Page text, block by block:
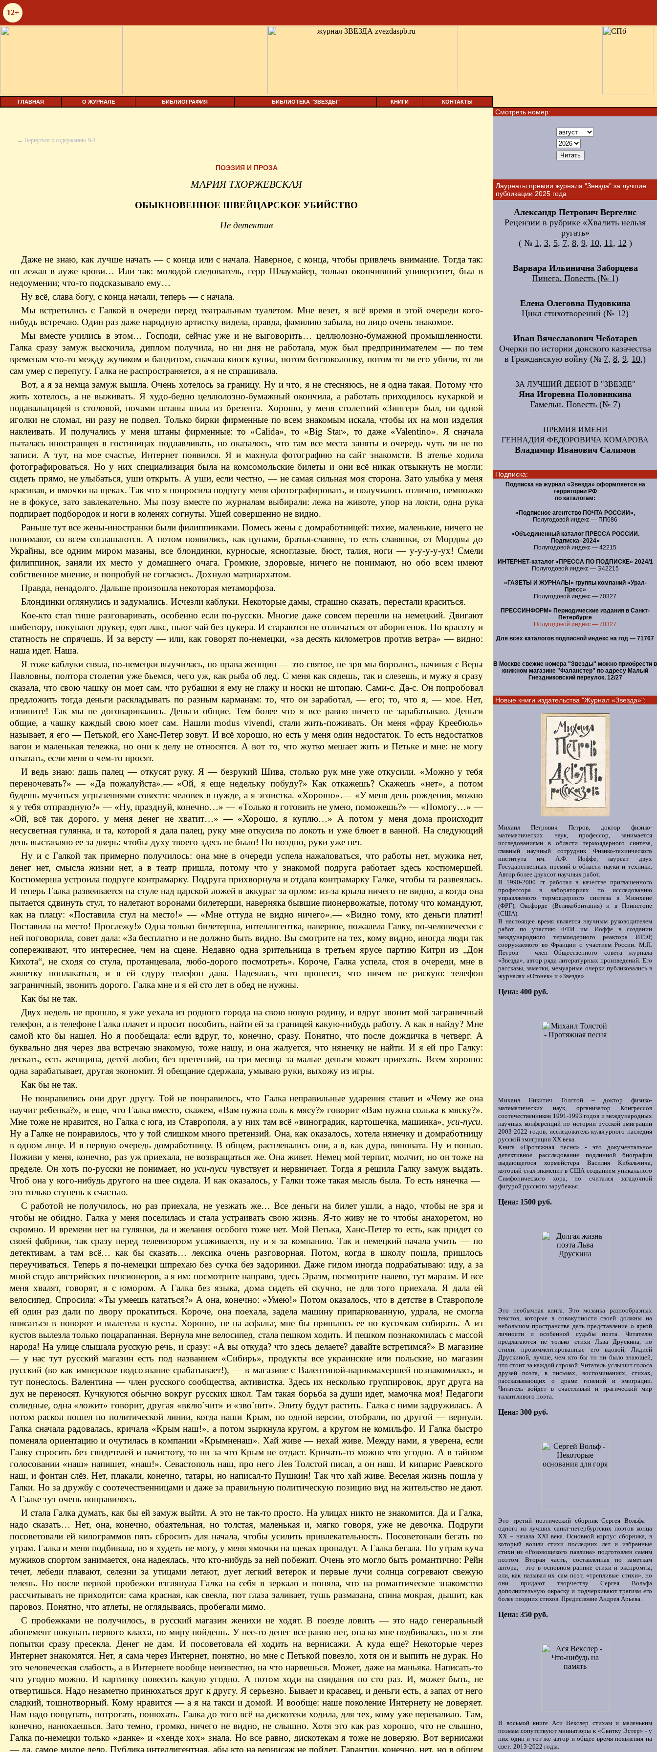
12+
ГЛАВНАЯ О ЖУРНАЛЕ БИБЛИОГРАФИЯ БИБЛИОТЕКА "ЗВЕЗДЫ" КНИГИ КОНТАКТЫ
← Вернуться к содержанию №1
ПОЭЗИЯ И ПРОЗА
МАРИЯ ТХОРЖЕВСКАЯ
ОБЫКНОВЕННОЕ ШВЕЙЦАРСКОЕ УБИЙСТВО
Не детектив
Даже не знаю, как лучше начать — ​с конца или с начала. Наверное, с конца, чтобы привлечь внимание. Тогда так:
он лежал в луже крови… Или так: молодой следователь, герр Шлаумайер, только окончивший университет, был в
недоумении; что-то подсказывало ему…
Ну всё, слава богу, с конца начали, теперь — ​с начала.
Мы встретились с Галкой в очереди перед театральным туалетом. Мне везет, я всё время в этой очереди кого-
нибудь встречаю. Один раз даже народную артистку видела, правда, фамилию забыла, но лицо очень знакомое.
Мы вместе учились в этом… Господи, сейчас уже и не выговорить… целлюлозно-бумажной промышленности.
Галка сразу замуж выскочила, диплом получила, но ни дня не работала, муж был предпринимателем — ​по тем
временам что-то между жуликом и бандитом, сначала киоск купил, потом бензоколонку, потом то ли его убили, то ли
сам умер с перепугу. Галка не распространяется, а я не спрашивала.
Вот, а я за немца замуж вышла. Очень хотелось за границу. Ну и что, я не стесняюсь, не я одна такая. Потому что
жить хотелось, а не выживать. Я худо-бедно целлюлозно-бумажный окончила, а работать приходилось кухаркой и
подавальщицей в столовой, ночами штаны шила из брезента. Хорошо, у меня столетний «Зингер» был, ни одной
иголки не сломал, ни разу не подвел. Только бирки фирменные по всем знакомым искала, чтобы их на мои изделия
наклеивать. И получались у меня штаны фирменные: то «Calida», то «Big Star», тo даже «Valentino». Я сначала
пыталась иностранцев в гостиницах подлавливать, но оказалось, что там все места заняты и очередь чуть ли не по
записи. А тут, на мое счастье, Интернет появился. Я и махнула фотографию на сайт знакомств. В ателье ходила
фотографироваться. Но у них специализация была на комсомольские билеты и они всё никак отвыкнуть не могли:
сидеть прямо, не улыбаться, уши открыть. А уши, если честно, — ​не самая сильная моя сторона. Зато улыбка у меня
красивая, и ямочки на щеках. Так что я попросила подругу меня сфотографировать, и получилось отлично, немножко
не в фокусе, зато завлекательно. Мы позу вместе по журналам выбирали: лежа на животе, упор на локти, одна рука
подпирает подбородок и ноги в коленях согнуты. Ушей совершенно не видно.
Раньше тут все жены-иностранки были филиппинками. Помесь жены с домработницей: тихие, маленькие, ничего не
понимают, со всем соглашаются. А потом появились, как цунами, братья-славяне, то есть славянки, от Мордвы до
Украйны, все одним миром мазаны, все блондинки, курносые, ясноглазые, бюст, талия, ноги — ​у-у-у-у-ух! Смели
филиппинок, заняли их место у домашнего очага. Громкие, здоровые, ничего не понимают, но обо всем имеют
собственное мнение, и попробуй не согласись. Дохнуло матриархатом.
Правда, ненадолго. Дальше произошла некоторая метаморфоза.
Блондинки оглянулись и задумались. Исчезли каблуки. Некоторые дамы, страшно сказать, перестали краситься.
Кое-кто стал тише разговаривать, особенно если по-русски. Многие даже совсем перешли на немецкий. Двигают
шибетюру, покупают друкер, едят лакс, пьют чай без цукера. И стараются не отличаться от аборигенок. Но красоту и
статность не спрячешь. И за версту — ​или, как говорят по-немецки, «за десять километров против ветра» — ​видно:
наша идет. Наша.
Я тоже каблуки сняла, по-немецки выучилась, но права женщин — ​это святое, не зря мы боролись, начиная с Веры
Павловны, полтора столетия уже бьемся, чего уж, как рыба об лед. С меня как сядешь, так и слезешь, и мужу я сразу
сказала, что свою чашку он моет сам, что рубашки я ему не глажу и носки не штопаю. Сами-с. Да-с. Он попробовал
предложить тогда деньги раскладывать по разным карманам: то, что он заработал, — ​его; то, что я, — ​мое. Нет,
извините! Так мы не договаривались. Деньги общие. Тем более что я все равно ничего не зарабатываю. Деньги
общие, а чашку каждый свою моет сам. Нашли modus vivendi, стали жить-поживать. Он меня «фрау Креебюль»
называет, я его — ​Петькой, его Ханс-Петер зовут. И всё хорошо, но есть у меня один недостаток. То есть недостатков
вагон и маленькая тележка, но они к делу не относятся. А вот то, что жутко мешает жить и Петьке и мне: не могу
отказать, если меня о чем-то просят.
И ведь знаю: дашь палец — ​откусят руку. Я — ​безрукий Шива, столько рук мне уже откусили. «Можно у тебя
переночевать?» — ​«Да пожалуйста».— «Ой, я еще недельку побуду?» Как откажешь? Скажешь «нет», а потом
будешь мучиться угрызениями совести: человек в нужде, а я эгоистка. «Хорошо».— «У меня день рождения, можно
я у тебя отпраздную?» — ​«Ну, празднуй, конечно…» — ​«Только я готовить не умею, поможешь?» — ​«Помогу…» —
​«Ой, всё так дорого, у меня денег не хватит…» — ​«Хорошо, я куплю…» А потом у меня дома происходит
несусветная гулянка, и та, которой я дала палец, руку мне откусила по локоть и уже блюет в ванной. На следующий
день выставляю ее за дверь: чтобы духу твоего здесь не было! Но поздно, руки уже нет.
Ну и с Галкой так примерно получилось: она мне в очереди успела нажаловаться, что работы нет, мужика нет,
денег нет, смысла жизни нет, а в театр пришла, потому что у знакомой подруга работает здесь костюмершей.
Костюмерша устроила подруге контрамарку. Подруга прихворнула и отдала контрамарку Галке, чтобы та развеялась.
И теперь Галка развеивается на стуле над царской ложей в аккурат за орлом: из-за крыла ничего не видно, а когда она
пытается сдвинуть стул, то налетают воронами билетерши, наверняка бывшие пионервожатые, потому что командуют,
как на плацу: «Поставила стул на место!» — ​«Мне оттуда не видно ничего».— «Видно тому, кто деньги платит!
Поставила на место! Прослежу!» Одна только билетерша, интеллигентка, наверное, пожалела Галку, по-человечески с
ней поговорила, совет дала: «За бесплатно и не должно быть видно. Вы смотрите на тех, кому видно, иногда люди так
сопереживают, что интереснее, чем на сцене. Недавно одна зрительница в третьем ярусе партию Китри из „Дон
Кихота“, не сходя со стула, протанцевала, любо-дорого посмотреть». Короче, Галка успела, стоя в очереди, мне в
жилетку поплакаться, и я ей сдуру телефон дала. Надеялась, что пронесет, что ничем не рискую: телефон
заграничный, звонить дорого. Галка мне и я ей сто лет в обед не нужны.
Как бы не так.
Двух недель не прошло, я уже уехала из родного города на свою новую родину, и вдруг звонит мой заграничный
телефон, а в телефоне Галка плачет и просит пособить, найти ей за границей какую-нибудь работу. А как я найду? Мне
самой кто бы нашел. Но я пообещала: если вдруг, то, конечно, сразу. Понятно, что после дождичка в четверг. А
буквально дня через два встречаю знакомую, тоже нашу, и она жалуется, что нянечку не найти. И я ей про Галку:
дескать, есть женщина, детей любит, без претензий, на три месяца за малые деньги может приехать. Всем хорошо:
одна зарабатывает, другая экономит. Я обещание сдержала, умываю руки, выхожу из игры.
Как бы не так.
Не понравились они друг другу. Той не понравилось, что Галка неправильные ударения ставит и «Чему же она
научит ребенка?», и еще, что Галка вместо, скажем, «Вам нужна соль к мясу?» говорит «Вам нужна солька к мяску?».
Мне тоже не нравится, но Галка с юга, из Ставрополя, а у них там всё «виноградик, картошечка, машинка», уси-пуси.
Ну а Галке не понравилось, что у той слишком много претензий. Oна, как оказалось, хотела нянечку и домработницу
в одном лице. И в первую очередь домработницу. В общем, расплевались они, а я, как дура, виновата. Ну и пошло.
Поживи у меня, конечно, раз уж приехала, не возвращаться же. Она живет. Немец мой терпит, молчит, но он тоже на
пределе. Он хоть по-русски не понимает, но уси-пуси чувствует и нервничает. Тогда я решила Галку замуж выдать.
Чтоб она у кого-нибудь другого на шее сидела. И как оказалось, у Галки тоже такая мысль была. То есть нянечка — ​
это только ступень к счастью.
С работой не получилось, но раз приехала, не уезжать же… Все деньги на билет ушли, а надо, чтобы не зря и
чтобы не обидно. Галка у меня поселилась и стала устраивать свою жизнь. Я‑то живу не то чтобы анахоретом, но
скромно. И времени нет на гулянки, да и желания особого тоже нет. Мой Петька, Ханс-Петер то есть, как придет со
своей фабрики, так сразу перед телевизором усаживается, ну и я за компанию. Так и немецкий начала учить — ​по
детективам, а там всё… как бы сказать… лексика очень разговорная. Потом, когда в школу пошла, пришлось
переучиваться. Теперь я по-немецки шпрехаю без сучка без задоринки. Даже гидом иногда подрабатываю: иду, а за
мной стадо австрийских пенсионеров, а я им: посмотрите направо, здесь Эразм, посмотрите налево, тут маразм. И все
меня хвалят, говорят, я с юмором. А Галка без языка, дома сидеть ей скучно, не для того приехала. Я дала ей
велосипед. Спросила: «Ты умеешь кататься?» А она, конечно: «Умею!» Потом оказалось, что в детстве в Ставрополе
ей один раз дали по двору прокатиться. Короче, она поехала, задела машину припаркованную, удрала, не смогла
вписаться в поворот и вылетела в кусты. Хорошо, не на асфальт, мне бы пришлось ее по кусочкам собирать. А из
кустов вылезла только поцарапанная. Вернула мне велосипед, стала пешком ходить. И пешком познакомилась с массой
народа! На улице слышала русскую речь, и сразу: «А вы откуда? что здесь делаете? давайте встретимся?» В магазине
— ​у нас тут русский магазин есть под названием «Сибирь», продукты все украинские или польские, но магазин
русский (во как имперское подсознание срабатывает!), — ​в магазине с Валентиной-парикмахершей познакомилась, и
тут понеслось. Валентина — ​член русского сообщества, активистка. Здесь их несколько группировок, друг друга на
дух не переносят. Кучкуются обычно вокруг русских школ. Там такая борьба за души идет, мамочка моя! Педагоги
солидные, одна «ложит» говорит, другая «вклю`чит» и «зво`нит». Элиту будут растить. Галка с ними задружилась. А
потом раскол пошел по политической линии, когда наши Крым, по одной версии, отобрали, по другой — ​вернули.
Галка сначала радовалась, кричала «Крым наш!», а потом зыркнула кругом, а кругом не комильфо. И Галка быстро
поменяла ориентацию и очутилась в компании «Крымненаш». Хай живе — ​нехай живе. Между нами, я уверена, если
Галку спросить без свидетелей и начистоту, то ни за что Крым не отдаст. Кричать-то можно что угодно. А в тайном
голосовании «наш» напишет, «наш!». Севастополь наш, про него Лев Толстой писал, а он наш. И кипарис Раевского
наш, и фонтан слёз. Нет, плакали, конечно, татары, но написал-то Пушкин! Так что хай живе. Веселая жизнь пошла у
Галки. Но за дружбу с соотечественницами и даже за правильную политическую позицию вид на жительство не дают.
А Галке тут очень понравилось.
И стала Галка думать, как бы ей замуж выйти. А это не так-то просто. На улицах никто не знакомится. Да и Галка,
надо сказать… Нет, она, конечно, обаятельная, но толстая, маленькая и, мягко говоря, уже не девочка. Подруги
посоветовали ей килограммов пять сбросить для начала, чтобы усилить привлекательность. Посоветовали бегать по
утрам. Галка и меня подбивала, но я худеть не могу, у меня ямочки на щеках пропадут. А Галка бегала. По утрам куча
мужиков спортом занимается, она надеялась, что кто-нибудь за ней побежит. Очень это могло быть романтично: Рейн
течет, лебеди плавают, селезни за утицами летают, дует легкий ветерок и первые лучи солнца согревают свежую
зелень. Но после первой пробежки взглянула Галка на себя в зеркало и поняла, что на романтическое знакомство
рассчитывать не приходится: сама красная, как свекла, пот глаза заливает, тушь размазана, спина мокрая, дышит, как
паровоз. Понятно, что атлеты, не оглядываясь, пробегали мимо.
С пробежками не получилось, в русский магазин женихи не ходят. В поезде ловить — ​это надо генеральный
абонемент покупать первого класса, по миру пойдешь. У нее-то денег все равно нет, она ко мне подбивалась, но я эти
попытки сразу пресекла. Денег не дам. И посоветовала ей ходить на вернисажи. А куда еще? Некоторые через
Интернет знакомятся. Нет, я сама через Интернет, понятно, но мне с Петькой повезло, хотя он и выпить не дурак. Но
это человеческая слабость, а в Интернете вообще неизвестно, на что нарвешься. Может, даже на маньяка. Написать-то
что угодно можно. И картинку повесить какую угодно. А потом ходи на свидания по сто раз. И, может быть, не
отвертишься. Надо незаметно принюхаться друг к другу. Я серьезно. Бывает и красавец, и деньги есть, а запах от него
сладкий, тошнотворный. Кому нравится — ​а я на такси и домой. И вообще: наше поколение Интернету не доверяет.
Нам надо пощупать, потрогать, понюхать. Галка до того всё на дискотеки ходила, для тех, кому уже перевалило. Там,
конечно, нанюхаешься. Зато темно, громко, ничего не видно, не слышно. Хотя это как раз хорошо, что не слышно,
Галка по-немецки только «данке» и «хенде хох» знала. Но все равно, дискотекам я тоже не доверяю. Вот вернисажи
— ​да, самое милое дело. Публика интеллигентная, абы кто на вернисаж не пойдет. Гарантии, конечно, нет, но в общем
Смотреть номер:
Лауреаты премии журнала "Звезда" за лучшие
публикации 2025 года
Александр Петрович Вергелис
Рецензии в рубрике «Хвалить нельзя
ругать»
( № 1, 3, 5, 7, 8, 9, 10, 11, 12 )
Варвара Ильинична Заборцева
Пинега. Повесть (№ 1)
Елена Олеговна Пудовкина
Цикл стихотворений (№ 12)
Иван Вячеславович Чеботарев
Очерки по истории донского казачества
в Гражданскую войну (№ 7, 8, 9, 10,)
ЗА ЛУЧШИЙ ДЕБЮТ В "ЗВЕЗДЕ"
Яна Игоревна Половинкина
Гамельн. Повесть (№ 7)
ПРЕМИЯ ИМЕНИ
ГЕННАДИЯ ФЕДОРОВИЧА КОМАРОВА
Владимир Иванович Салимон
Подписка:
Подписка на журнал «Звезда» оформляется на
территории РФ
по каталогам:
«Подписное агентство ПОЧТА РОССИИ»,
Полугодовой индекс — ПП686
«Объединенный каталог ПРЕССА РОССИИ.
Подписка–2024»
Полугодовой индекс — 42215
ИНТЕРНЕТ-каталог «ПРЕССА ПО ПОДПИСКЕ» 2024/1
Полугодовой индекс — Э42215
«ГАЗЕТЫ И ЖУРНАЛЫ» группы компаний «Урал-
Пресс»
Полугодовой индекс — 70327
ПРЕССИНФОРМ» Периодические издания в Санкт-
Петербурге
Полугодовой индекс — 70327
Для всех каталогов подписной индекс на год — 71767
В Москве свежие номера "Звезды" можно приобрести в
книжном магазине "Фаланстер" по адресу Малый
Гнездниковский переулок, 12/27
Новые книги издательства "Журнал «Звезда»":
Михаил Петрович Петров, доктор физико-
математических наук, профессор, занимается
исследованиями в области термоядерного синтеза,
главный научный сотрудник Физико-технического
института им. А.Ф. Иоффе, лауреат двух
Государственных премий в области науки и техники.
Автор более двухсот научных работ.
В 1990-2000 гг. работал в качестве приглашенного
профессора в лабораториях по исследованию
управляемого термоядерного синтеза в Мюнхене
(ФРГ), Оксфорде (Великобритания) и в Принстоне
(США).
В настоящее время является научным руководителем
работ по участию ФТИ им. Иоффе в создании
международного термоядерного реактора ИТЭР,
сооружаемого во Франции с участием России. М.П.
Петров – член Общественного совета журнала
«Звезда», автор ряда литературных произведений. Его
рассказы, заметки, мемуарные очерки публиковались в
журналах «Огонек» и «Звезда».
Цена: 400 руб.
Михаил Никитич Толстой – доктор физико-
математических наук, организатор Конгрессов
соотечественников 1991-1993 годов и международных
научных конференций по истории русской эмиграции
2003-2022 годов, исследователь культурного наследия
русской эмиграции ХХ века.
Книга «Протяжная песня» - это документальное
детективное расследование подлинной биографии
выдающегося хормейстера Василия Кибальчича,
который стал знаменит в США созданием уникального
Симфонического хора, но считался загадочной
фигурой русского зарубежья.
Цена: 1500 руб.
Это необычная книга. Это мозаика разнообразных
текстов, которые в совокупности своей должны на
небольшом пространстве дать представление о яркой
личности и особенной судьбы поэта. Читателю
предлагаются не только стихи Льва Друскина, но
стихи, прокомментированные его вдовой, Лидией
Друскиной, лучше, чем кто бы то ни было знающей,
что стоит за каждой строкой. Читатель услышит голоса
друзей поэта, в письмах, воспоминаниях, стихах,
рассказывающих о драме гонений и эмиграции.
Читатель войдет в счастливый и трагический мир
талантливого поэта.
Цена: 300 руб.
Это третий поэтический сборник Сергея Вольфа –
одного из лучших санкт-петербургских поэтов конца
ХХ – начала XXI века. Основной корпус сборника, в
который вошли стихи последних лет и избранные
стихи из «Розовощекого павлина» подготовлен самим
поэтом. Вторая часть, составленная по заметкам
автора, - это в основном ранние стихи и экспромты,
или, как называл их сам поэт, «трепливые стихи», но
они придают творчеству Сергея Вольфа
дополнительную окраску и подчеркивают трагизм его
более поздних стихов. Предисловие Андрея Арьева.
Цена: 350 руб.
В восьмой книге Аси Векслер стихам и маленьким
поэмам сопутствуют миниатюры к «Свитку Эстер» - у
них один и тот же автор и общее время появления на
свет: 2013-2022 годы.